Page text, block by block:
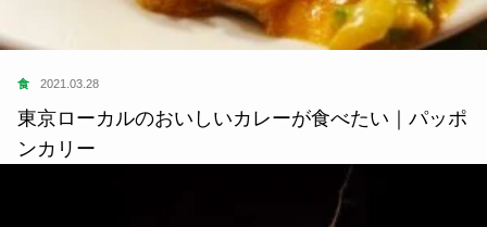
食 2021.03.28
東京ローカルのおいしいカレーが食べたい｜パッポ
ンカリー